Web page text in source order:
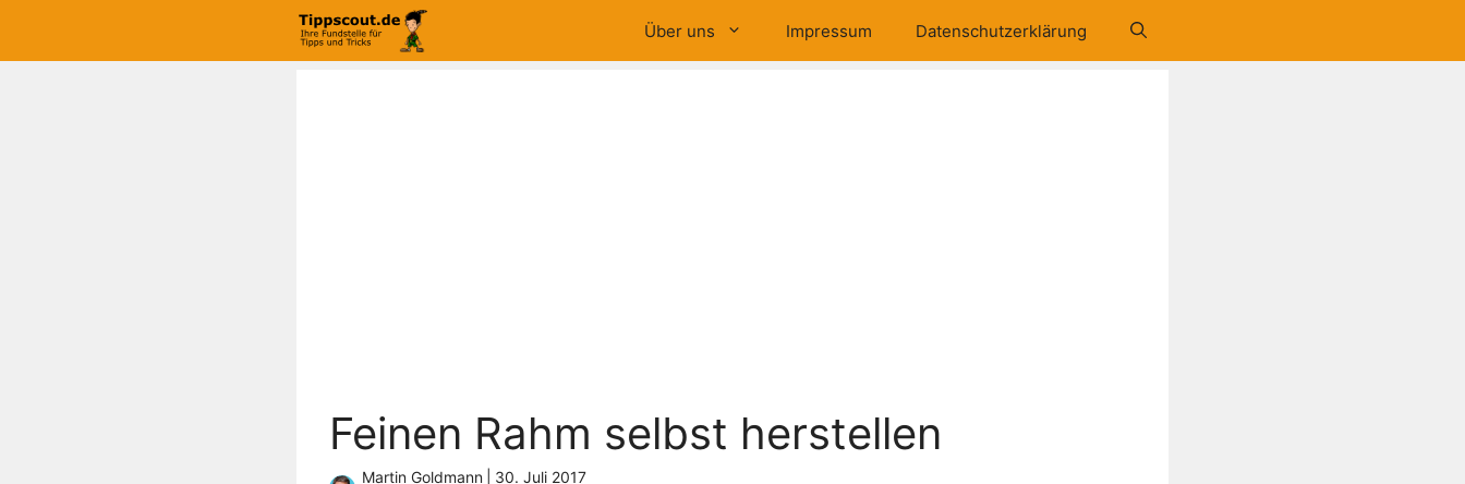
springen
Über uns Impressum Datenschutzerklärung
Feinen Rahm selbst herstellen
Martin Goldmann 30. Juli 2017